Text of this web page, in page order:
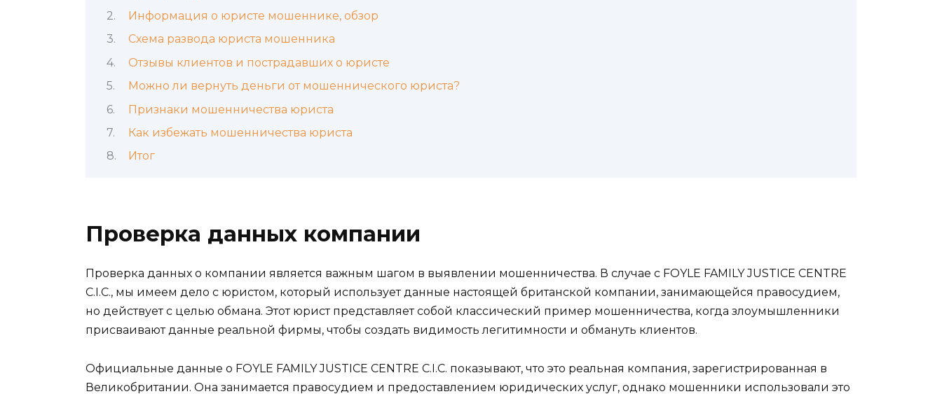
Информация о юристе мошеннике, обзор
Схема развода юриста мошенника
Отзывы клиентов и пострадавших о юристе
Можно ли вернуть деньги от мошеннического юриста?
Признаки мошенничества юриста
Как избежать мошенничества юриста
Итог
Проверка данных компании
Проверка данных о компании является важным шагом в выявлении мошенничества. В случае с FOYLE FAMILY JUSTICE CENTRE
C.I.C., мы имеем дело с юристом, который использует данные настоящей британской компании, занимающейся правосудием,
но действует с целью обмана. Этот юрист представляет собой классический пример мошенничества, когда злоумышленники
присваивают данные реальной фирмы, чтобы создать видимость легитимности и обмануть клиентов.
Официальные данные о FOYLE FAMILY JUSTICE CENTRE C.I.C. показывают, что это реальная компания, зарегистрированная в
Великобритании. Она занимается правосудием и предоставлением юридических услуг, однако мошенники использовали это